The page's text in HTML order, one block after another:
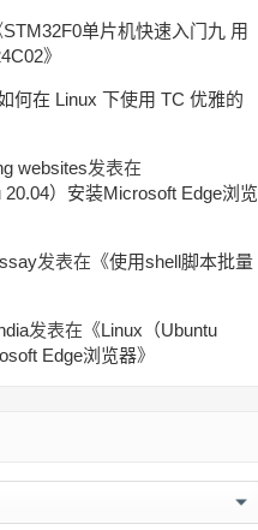
STM32F0单片机快速入门九 用
》
何在 Linux 下使用 TC 优雅的
websites发表在
20.04）安装Microsoft Edge浏览
发表在《使用shell脚本批量
发表在《Linux（Ubuntu
Edge浏览器》